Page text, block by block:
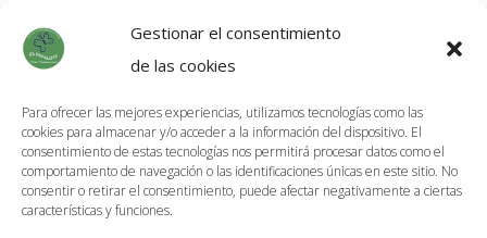
Gestionar el consentimiento
de las cookies
Para ofrecer las mejores experiencias, utilizamos tecnologías como las
cookies para almacenar y/o acceder a la información del dispositivo. El
consentimiento de estas tecnologías nos permitirá procesar datos como el
comportamiento de navegación o las identificaciones únicas en este sitio. No
consentir o retirar el consentimiento, puede afectar negativamente a ciertas
características y funciones.
Información de Envíos
Política de devoluciones